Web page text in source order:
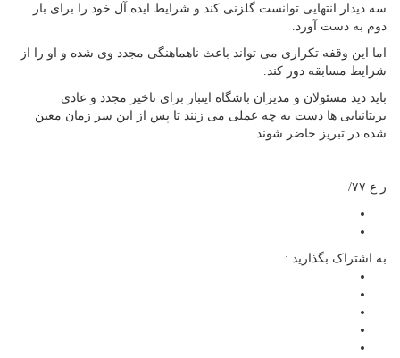
سه دیدار انتهایی توانست گلزنی کند و شرایط ایده آل خود را برای بار
دوم به دست آورد.
اما این وقفه تکراری می تواند باعث ناهماهنگی مجدد وی شده و او را از
شرایط مسابقه دور کند.
باید دید مسئولان و مدیران باشگاه اینبار برای تاخیر مجدد و عادی
بریتانیایی ها دست به چه عملی می زنند تا پس از این سر زمان معین
شده در تبریز حاضر شوند.
ر ع ۷۷/
به اشتراک بگذارید :